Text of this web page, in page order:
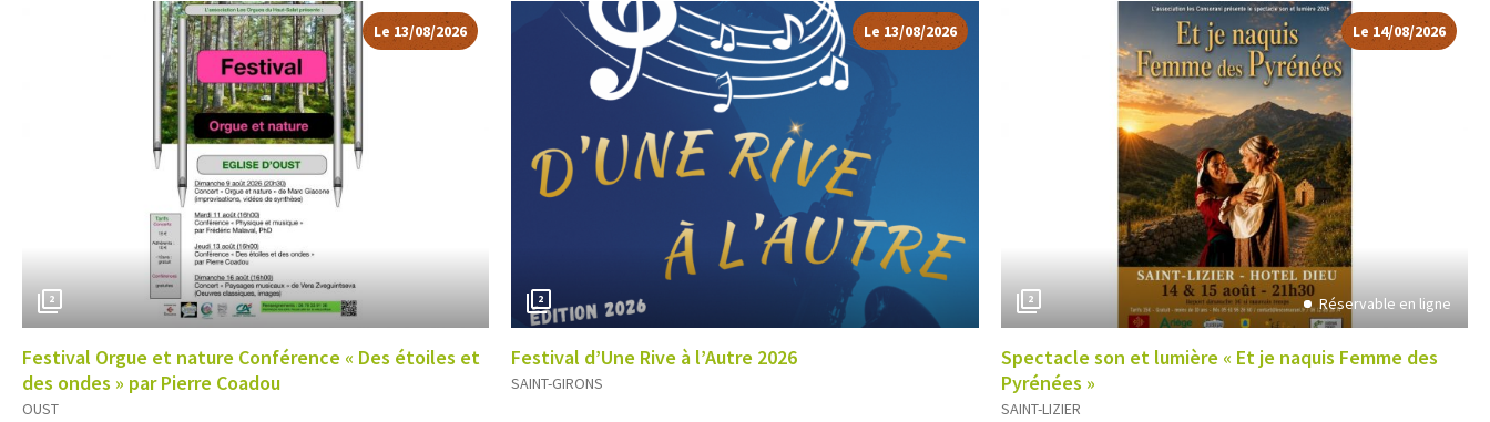
Le 13/08/2026
2
Festival Orgue et nature Conférence « Des étoiles et
des ondes » par Pierre Coadou
OUST
Le 13/08/2026
2
Festival d’Une Rive à l’Autre 2026
SAINT-GIRONS
Le 14/08/2026
2 Réservable en ligne
Spectacle son et lumière « Et je naquis Femme des
Pyrénées »
SAINT-LIZIER